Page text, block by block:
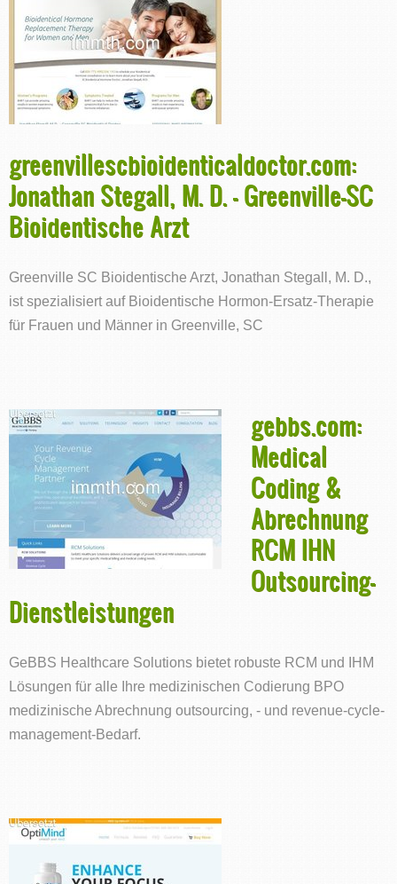
greenvillescbioidenticaldoctor.com:
Jonathan Stegall, M. D. - Greenville-SC
Bioidentische Arzt
Greenville SC Bioidentische Arzt, Jonathan Stegall, M. D.,
ist spezialisiert auf Bioidentische Hormon-Ersatz-Therapie
für Frauen und Männer in Greenville, SC
gebbs.com:
Medical
Coding &
Abrechnung
RCM IHN
Outsourcing-
Dienstleistungen
GeBBS Healthcare Solutions bietet robuste RCM und IHM
Lösungen für alle Ihre medizinischen Codierung BPO
medizinische Abrechnung outsourcing, - und revenue-cycle-
management-Bedarf.